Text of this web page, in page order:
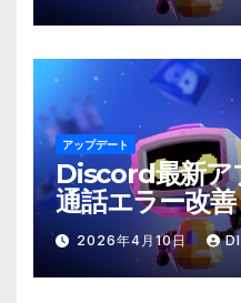
アップデート
Discord最新ア
通話エラー改
2026年4月10日